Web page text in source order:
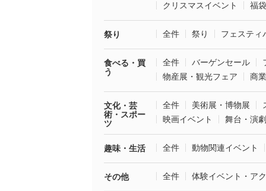
クリスマスイベント
福
祭り 全件 祭り フェスティ
食べる・買
う
全件 バーゲンセール
物産展・観光フェア
商
文化・芸
術・スポー
ツ
全件 美術展・博物展
映画イベント
舞台・演劇
趣味・生活 全件 動物関連イベント
その他 全件 体験イベント・ア